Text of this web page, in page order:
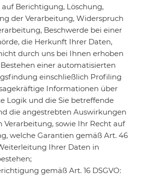
auf Berichtigung, Löschung,
der Verarbeitung, Widerspruch
Beschwerde bei einer
die Herkunft Ihrer Daten,
durch uns bei Ihnen erhoben
einer automatisierten
einschließlich Profiling
Informationen über
Logik und die Sie betreffende
die angestrebten Auswirkungen
Verarbeitung, sowie Ihr Recht auf
welche Garantien gemäß Art. 46
Ihrer Daten in
gemäß Art. 16 DSGVO: